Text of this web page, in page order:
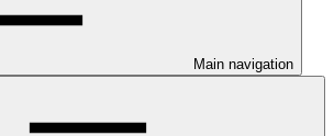
Main navigation